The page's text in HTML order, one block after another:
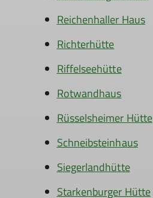
Reichenhaller Haus
Richterhütte
Riffelseehütte
Rotwandhaus
Rüsselsheimer Hütte
Schneibsteinhaus
Siegerlandhütte
Starkenburger Hütte